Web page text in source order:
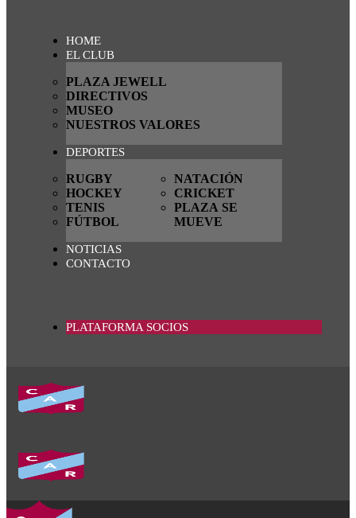
HOME
EL CLUB
PLAZA JEWELL
DIRECTIVOS
MUSEO
NUESTROS VALORES
DEPORTES
RUGBY
HOCKEY
TENIS
FÚTBOL
NATACIÓN
CRICKET
PLAZA SE
MUEVE
NOTICIAS
CONTACTO
PLATAFORMA SOCIOS